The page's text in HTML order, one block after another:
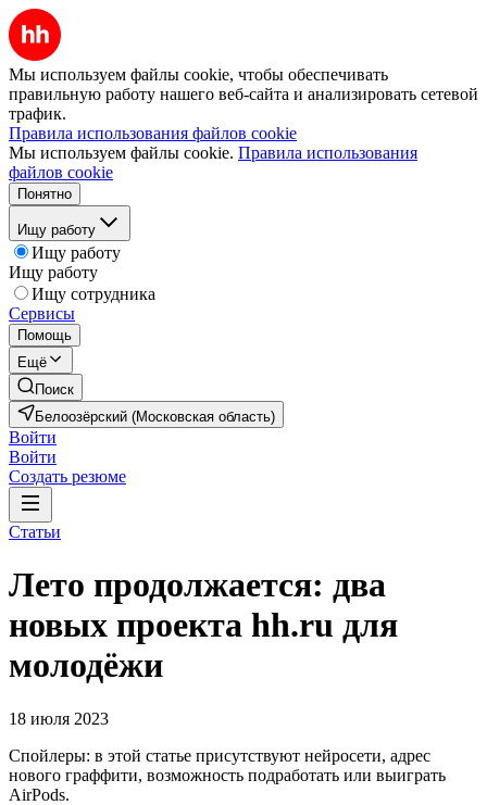
Мы используем файлы cookie, чтобы обеспечивать
правильную работу нашего веб-сайта и анализировать сетевой
трафик.
Правила использования файлов cookie
Мы используем файлы cookie. Правила использования
файлов cookie
Понятно
Ищу работу
Ищу работу
Ищу работу
Ищу сотрудника
Сервисы
Помощь
Ещё
Поиск
Белоозёрский (Московская область)
Войти
Войти
Создать резюме
Статьи
Лето продолжается: два
новых проекта hh.ru для
молодёжи
18 июля 2023
Спойлеры: в этой статье присутствуют нейросети, адрес
нового граффити, возможность подработать или выиграть
AirPods.